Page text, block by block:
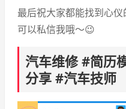
最后祝大家都能找到心
可以私信我哦～😉
汽车维修 #简历
分享 #汽车技师